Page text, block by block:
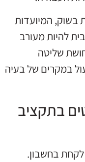
בשוק, המיועדות
להיות מעורב
שליטה
במקרים של בעיה
בתקציב
לקחת בחשבון.